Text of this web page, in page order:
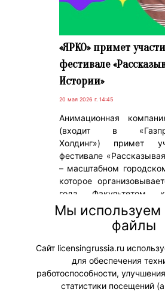
«ЯРКО» примет
фестивале
Истории»
20 мая 2026 г. 14:45
Анимационная
(входит в
Холдинг») примет
фестивале
– масштабном
которое
года Факультетом
индустрий НИУ ВШЭ. В
фестиваль пройдет
Цифровом деловом
(ЦДП) в Москве.
#ПродвижениеБренда
Мы используем
файлы
Сайт licensingrussia.ru
для обеспечения
работоспособности,
статистики посещений